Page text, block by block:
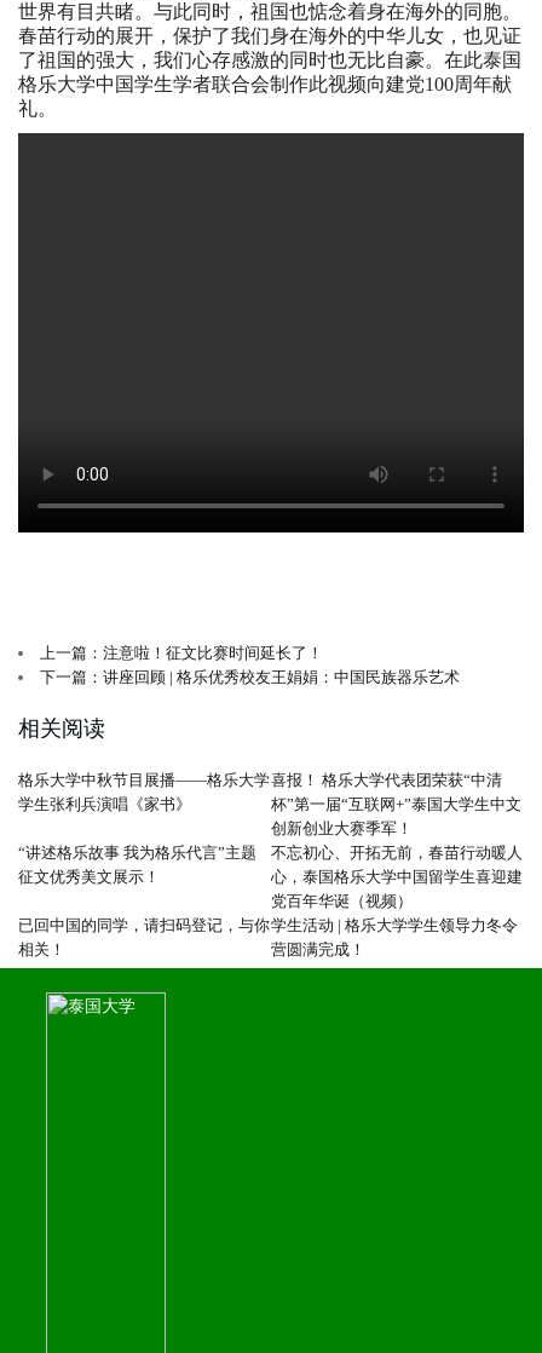
世界有目共睹。与此同时，祖国也惦念着身在海外的同胞。
春苗行动的展开，保护了我们身在海外的中华儿女，也见证
了祖国的强大，我们心存感激的同时也无比自豪。在此泰国
格乐大学中国学生学者联合会制作此视频向建党100周年献
礼。
上一篇：注意啦！征文比赛时间延长了！
下一篇：讲座回顾 | 格乐优秀校友王娟娟：中国民族器乐艺术
相关阅读
格乐大学中秋节目展播——格乐大学
学生张利兵演唱《家书》
喜报！ 格乐大学代表团荣获“中清
杯”第一届“互联网+”泰国大学生中文
创新创业大赛季军！
“讲述格乐故事 我为格乐代言”主题
征文优秀美文展示！
不忘初心、开拓无前，春苗行动暖人
心，泰国格乐大学中国留学生喜迎建
党百年华诞（视频）
已回中国的同学，请扫码登记，与你
相关！
学生活动 | 格乐大学学生领导力冬令
营圆满完成！